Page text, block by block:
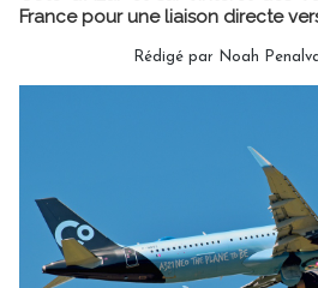
France pour une liaison directe
Rédigé par Noah